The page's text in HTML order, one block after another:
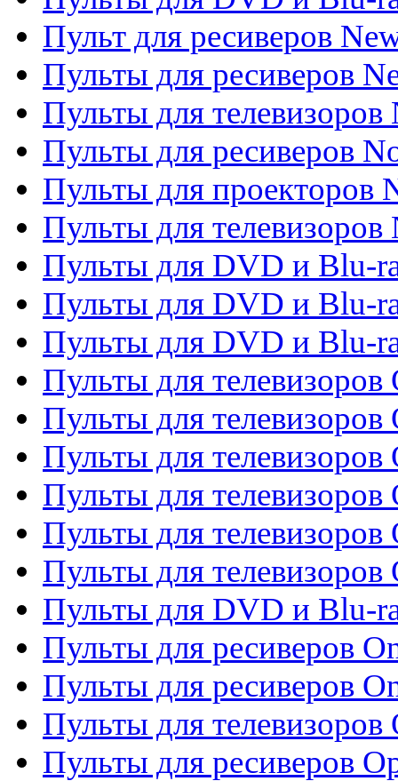
Пульт для ресиверов
Пульты для ресиверов
Пульты для телевизоров
Пульты для ресиверов
Пульты для проекторов
Пульты для телевизоров
Пульты для DVD и Blu-
Пульты для DVD и Blu-
Пульты для DVD и Blu-
Пульты для телевизоров
Пульты для телевизоров
Пульты для телевизоров
Пульты для телевизоров
Пульты для телевизоров
Пульты для телевизоров
Пульты для DVD и Blu-
Пульты для ресиверов
Пульты для ресиверов
Пульты для телевизоров
Пульты для ресиверов